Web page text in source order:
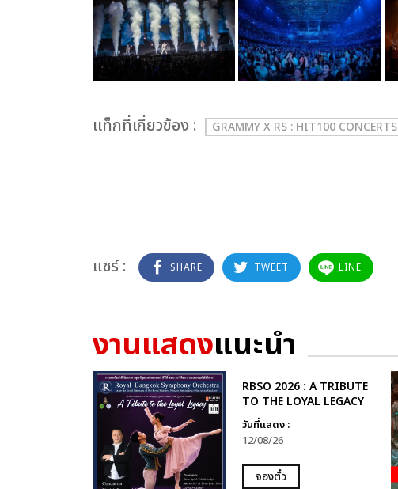
เเท็กที่เกี่ยวข้อง : GRAMMY X RS : HIT100 CONCERTS
แชร์ : SHARE TWEET LINE
งานแสดงแนะนำ
RBSO 2026 : A TRIBUTE
TO THE LOYAL LEGACY
วันที่แสดง :
12/08/26
จองตั๋ว